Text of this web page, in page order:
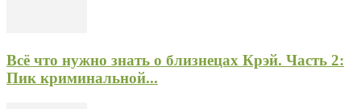
Всё что нужно знать о близнецах Крэй. Часть 2:
Пик криминальной...